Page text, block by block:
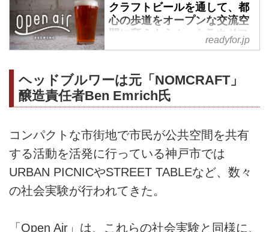
クラフトビールを通して、都
心の歩道をオープンな交流空
間に変えよう！ - クラウドフ
ァンディング READYFOR
を活用したクラフトビールを路上
で楽しむ風景が、地域の活性化の
新しい公共空間の活用事例となる
ファンディング READYFOR
readyfor.jp
ヘッドブルワーは元「NOMCRAFT」
醸造責任者Ben Emrich氏
コンパクトな市街地で市民が公共空間を共有
する活動を活発に行っている神戸市では
URBAN PICNICやSTREET TABLEなど、数々
の社会実験が行われてきた。
「Open Air」は、これらの社会実験と同様に、